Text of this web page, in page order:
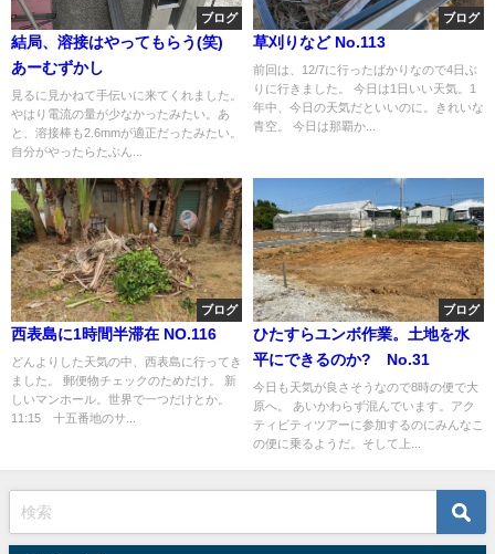
ブログ
結局、溶接はやってもらう(笑)
あーむずかし
見るに見かねて手伝いに来てくれました。
やはり電流の量が少なかったみたい。あ
と、溶接棒も2.6mmが適正だったみたい。
自分がやったらたぶん...
ブログ
草刈りなど No.113
前回は、12/7に行ったばかりなので4日ぶ
りに行きました。 今日は1日いい天気。1
年中、今日の天気だといいのに。きれいな
青空。 今日は那覇か...
ブログ
西表島に1時間半滞在 NO.116
どんよりした天気の中、西表島に行ってき
ました。 郵便物チェックのためだけ。 新
しいマンホール。世界で一つだけとか。
11:15 十五番地のサ...
ブログ
ひたすらユンボ作業。土地を水
平にできるのか? No.31
今日も天気が良さそうなので8時の便で大
原へ。 あいかわらず混んでいます。アク
ティビティツアーに参加するのにみんなこ
の便に乗るようだ。そして上...